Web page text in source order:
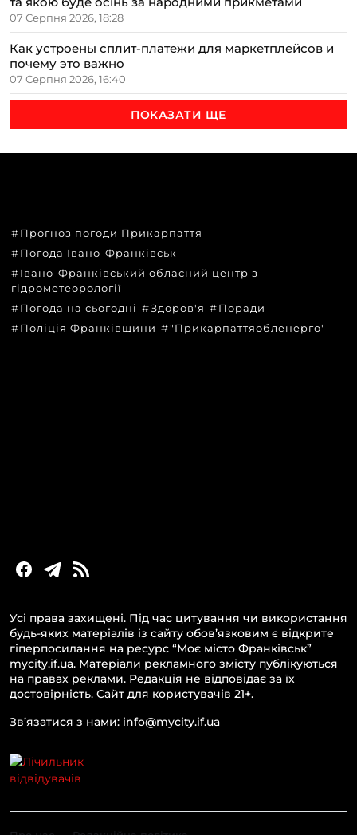
07 Серпня 2026, 18:28
Как устроены сплит-платежи для маркетплейсов и
почему это важно
07 Серпня 2026, 16:40
ПОКАЗАТИ ЩЕ
Прогноз погоди Прикарпаття
Погода Івано-Франківськ
Івано-Франківський обласний центр з
гідрометеорології
Погода на сьогодні
Здоров'я
Поради
Поліція Франківщини
"Прикарпаттяобленерго"
Усі права захищені. Під час цитування чи використання
будь-яких матеріалів із сайту обов’язковим є відкрите
гіперпосилання на ресурс “Моє місто Франківськ”
mycity.if.ua. Матеріали рекламного змісту публікуються
на правах реклами. Редакція не відповідає за їх
достовірність. Сайт для користувачів 21+.
Зв’язатися з нами: info@mycity.if.ua